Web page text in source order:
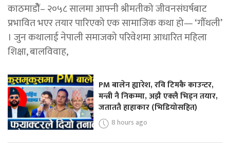
काठमाडोैं– २०५८ सालमा आफ्नी श्रीमतीको जीवनसंघर्षबाट
प्रभावित भएर तयार पारिएको एक सामाजिक कथा हो— ‘गौँथली’
। जुन कथालाई नेपाली समाजको परिवेशमा आधारित महिला
शिक्षा, बालविवाह,
PM बालेन ह्यारेश, रवि टिमकै काउन्टर,
मन्त्री नै निकम्मा, अझै एक्लै भिड्न तयार,
जताततै हाहाकार (भिडियोसहित)
8 hours ago